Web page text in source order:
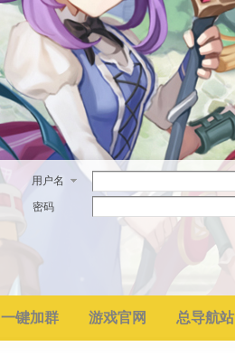
用户名
密码
一键加群 游戏官网 总导航站